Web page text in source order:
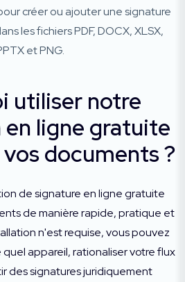
créer ou ajouter une signature
les fichiers PDF, DOCX, XLSX,
et PNG.
utiliser notre
ligne gratuite
documents ?
de signature en ligne gratuite
de manière rapide, pratique et
n'est requise, vous pouvez
appareil, rationaliser votre flux
des signatures juridiquement